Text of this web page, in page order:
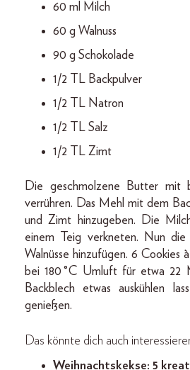
60 ml Milch
60 g Walnuss
90 g Schokolade
1/2 TL Backpulver
1/2 TL Natron
1/2 TL Salz
1/2 TL Zimt
Die geschmolzene Butter mit
verrühren. Das Mehl mit dem
und Zimt hinzugeben. Die
einem Teig verkneten. Nun die
Walnüsse hinzufügen. 6 Cookies
bei 180 °C Umluft für etwa 22
Backblech etwas auskühlen
genießen.
Das könnte dich auch
Weihnachtskekse: 5